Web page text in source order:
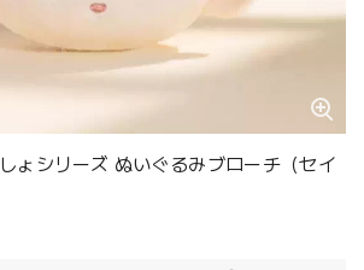
ょシリーズ ぬいぐるみブローチ（セイ